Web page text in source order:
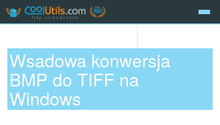
Wsadowa konwersja
BMP do TIFF na
Windows